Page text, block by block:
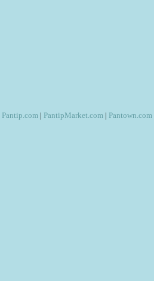
Pantip.com | PantipMarket.com | Pantown.com